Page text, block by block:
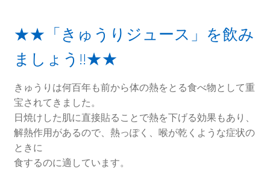
★★「きゅうりジュース」を飲み
ましょう!!★★
きゅうりは何百年も前から体の熱をとる食べ物として重
宝されてきました。
日焼けした肌に直接貼ることで熱を下げる効果もあり、
解熱作用があるので、熱っぽく、喉が乾くような症状の
ときに
食するのに適しています。